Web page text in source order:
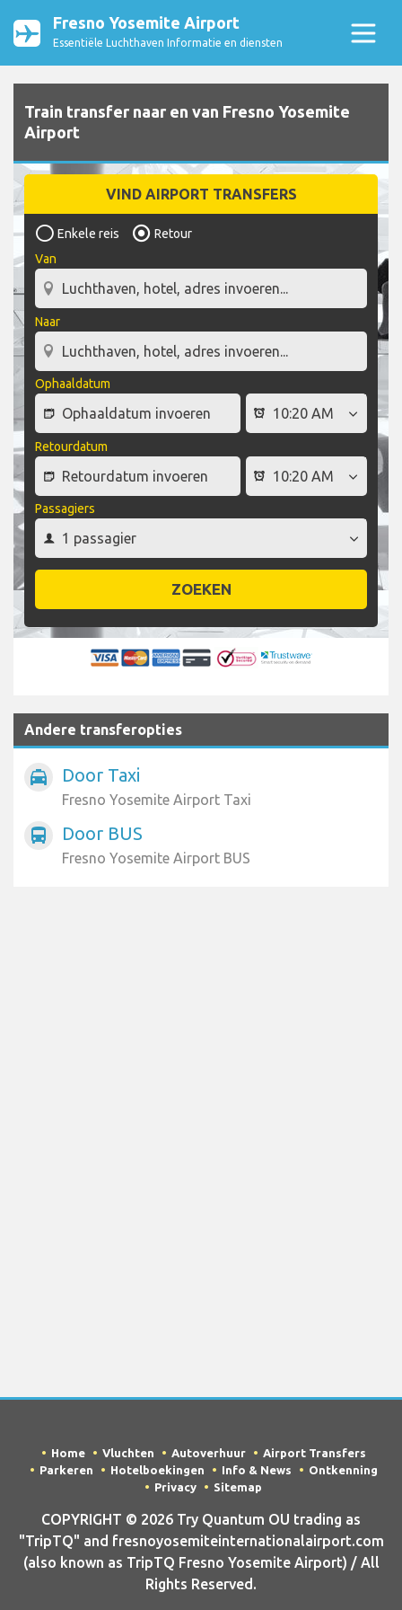
Fresno Yosemite Airport
Essentiële Luchthaven Informatie en diensten
Train transfer naar en van Fresno Yosemite
Airport
VIND AIRPORT TRANSFERS
Enkele reis
Retour
Van
Naar
Ophaaldatum
Retourdatum
Passagiers
ZOEKEN
Andere transferopties
local_taxi Door Taxi
Fresno Yosemite Airport Taxi
directions_bus Door BUS
Fresno Yosemite Airport BUS
Home Vluchten Autoverhuur
Airport Transfers
Parkeren
Hotelboekingen Info & News
Ontkenning
Privacy
Sitemap
COPYRIGHT © 2026 Try Quantum OU trading as
"TripTQ" and fresnoyosemiteinternationalairport.com
(also known as TripTQ Fresno Yosemite Airport) / All
Rights Reserved.